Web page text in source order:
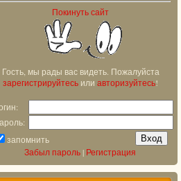
Покинуть сайт
Гость, мы рады вас видеть. Пожалуйста
зарегистрируйтесь или авторизуйтесь!
запомнить
Забыл пароль | Регистрация